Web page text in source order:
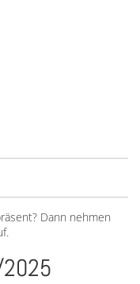
Dann nehmen
2025